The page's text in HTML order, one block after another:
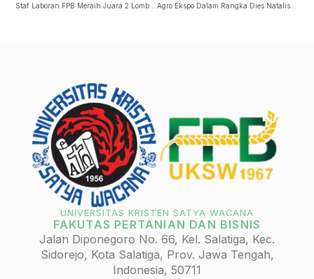
Agro Ekspo Dalam Rangka Dies Natalis FPB Ke-53
UNIVERSITAS KRISTEN SATYA WACANA
FAKUTAS PERTANIAN DAN BISNIS
Jalan Diponegoro No. 66, Kel. Salatiga, Kec.
Sidorejo, Kota Salatiga, Prov. Jawa Tengah,
Indonesia, 50711